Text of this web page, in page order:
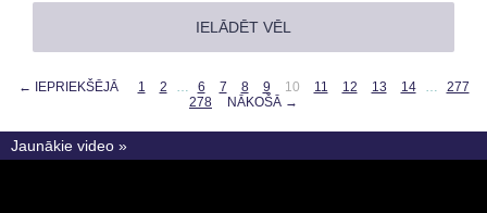
IELĀDĒT VĒL
← IEPRIEKŠĒJĀ 1 2 … 6 7 8 9 10 11 12 13 14 …
277
278
NĀKOŠĀ →
Jaunākie video »